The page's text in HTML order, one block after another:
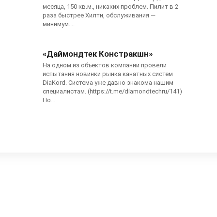
месяца, 150 кв.м., никаких проблем. Пилит в 2
раза быстрее Хилти, обслуживания —
минимум....
«Даймондтек Констракшн»
На одном из объектов компании провели
испытания новинки рынка канатных систем
DiaKord. Система уже давно знакома нашим
специалистам. (https://t.me/diamondtechru/141)
Но...